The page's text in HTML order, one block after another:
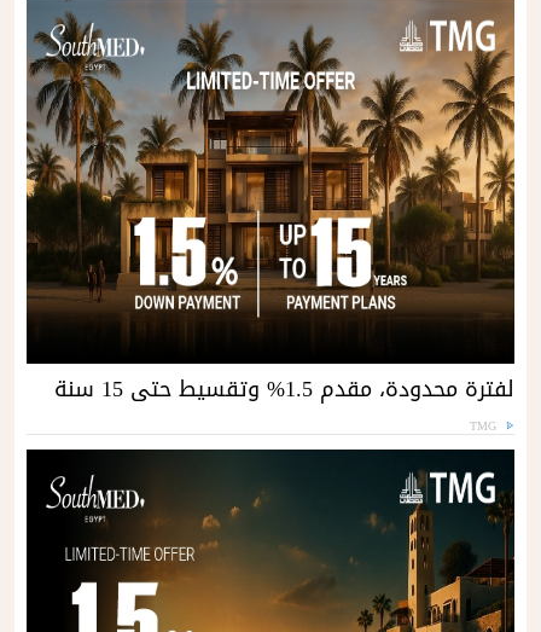
لفترة محدودة، مقدم 1.5% وتقسيط حتى 15 سنة
TMG